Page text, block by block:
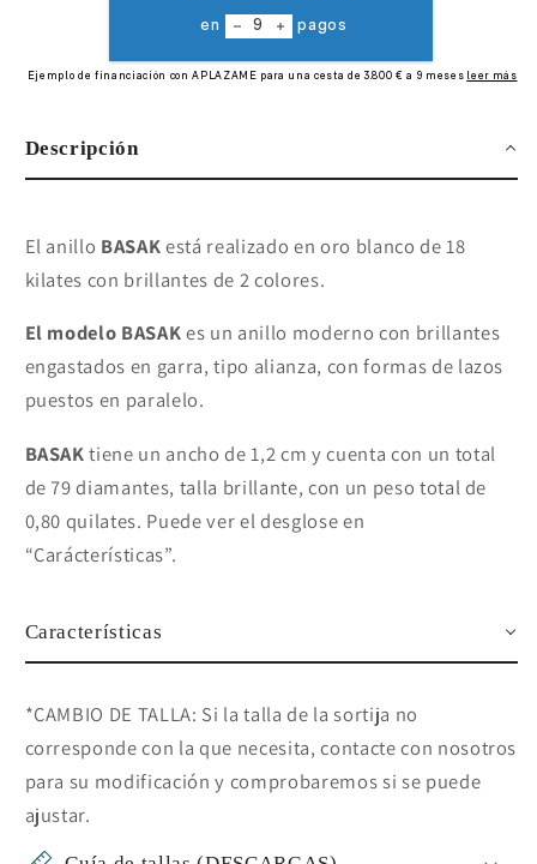
Descripción
El anillo BASAKestá realizado en oro blanco de 18
kilates con brillantes de 2 colores.
El modelo BASAKes un anillo moderno con brillantes
engastados en garra, tipo alianza, con formas de lazos
puestos en paralelo.
BASAKtiene un ancho de 1,2 cm y cuenta con un total
de 79 diamantes, talla brillante, con un peso total de
0,80 quilates. Puede ver el desglose en
“Carácterísticas”.
Características
*CAMBIO DE TALLA: Si la talla de la sortija no
corresponde con la que necesita, contacte con nosotros
para su modificación y comprobaremos si se puede
ajustar.